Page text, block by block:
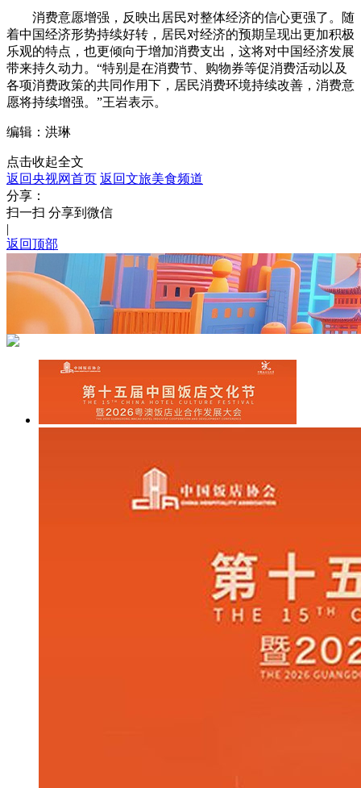
消费意愿增强，反映出居民对整体经济的信心更强了。随
着中国经济形势持续好转，居民对经济的预期呈现出更加积极
乐观的特点，也更倾向于增加消费支出，这将对中国经济发展
带来持久动力。“特别是在消费节、购物券等促消费活动以及
各项消费政策的共同作用下，居民消费环境持续改善，消费意
愿将持续增强。”王岩表示。
编辑：洪琳
点击收起全文
返回央视网首页 返回文旅美食频道
分享：
扫一扫 分享到微信
|
返回顶部